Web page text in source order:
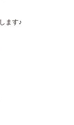
ます♪